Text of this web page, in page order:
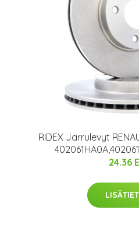
RIDEX Jarrulevyt
24.36